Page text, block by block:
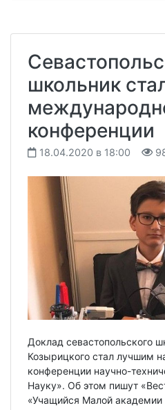
школьник
конференции
18.04.2020 в 18:00
Доклад севастопольского
Козырицкого стал лучшим
конференции научно-
Науку». Об этом пишут
«Учащийся Малой академии